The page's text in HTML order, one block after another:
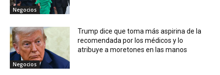
Negocios
Negocios
Trump dice que toma más aspirina de la
recomendada por los médicos y lo
atribuye a moretones en las manos